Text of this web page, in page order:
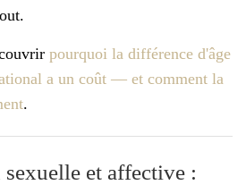
pourquoi la différence d'âge
a un coût — et comment la
.
sexuelle et affective :